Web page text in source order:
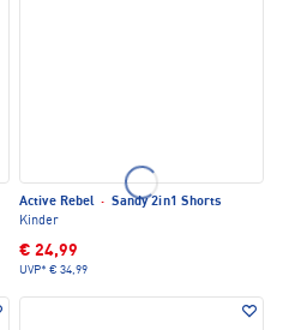
Active Rebel · Sandy 2in1 Shorts
Kinder
€ 24,99
UVP* € 34,99